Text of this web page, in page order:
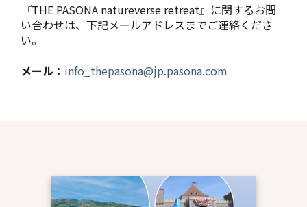
『THE PASONA natureverse retreat』に関するお問
い合わせは、下記メールアドレスまでご連絡くださ
い。
メール： info_thepasona@jp.pasona.com